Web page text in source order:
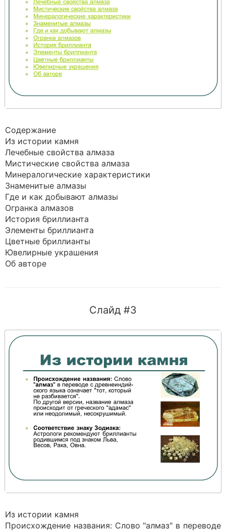
Содержание
Из истории камня
Лечебные свойства алмаза
Мистические свойства алмаза
Минералогические характеристики
Знаменитые алмазы
Где и как добывают алмазы
Огранка алмазов
История бриллианта
Элементы бриллианта
Цветные бриллианты
Ювелирные украшения
Об авторе
Слайд #3
Из истории камня
Происхождение названия: Слово "алмаз" в переводе